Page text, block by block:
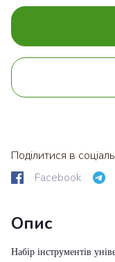
Поділитися в
Facebook
Опис
Набір інструментів